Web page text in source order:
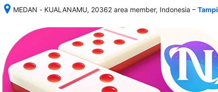
MEDAN - KUALANAMU, 20362 area member, Indonesia
memesan,
semua
rincian
akomodasi
termasuk
nomor
telepon
–